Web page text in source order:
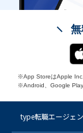
※App StoreはApple Inc.
※Android、Google Play
type転職エージェ